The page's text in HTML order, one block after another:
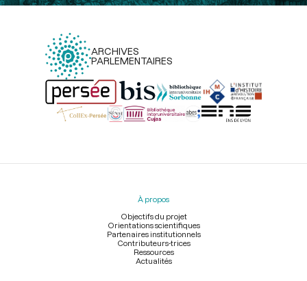
ARCHIVES
PARLEMENTAIRES
Menu
À propos
Objectifs du projet
Orientations scientifiques
Partenaires institutionnels
Contributeurs-trices
Ressources
Actualités